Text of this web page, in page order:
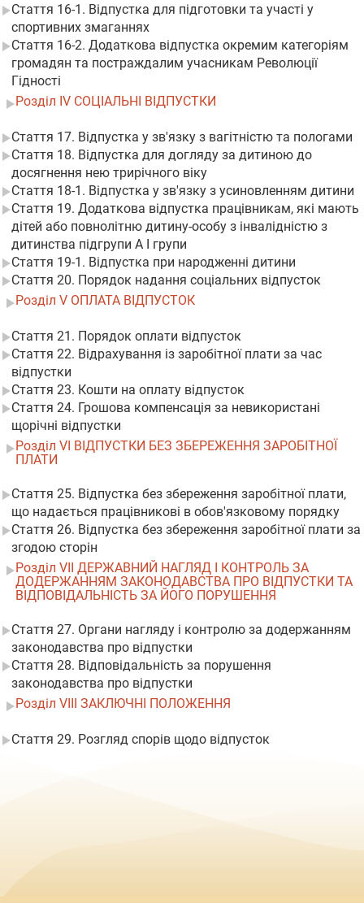
Стаття 16-1. Відпустка для підготовки та участі у
спортивних змаганнях
Стаття 16-2. Додаткова відпустка окремим категоріям
громадян та постраждалим учасникам Революції
Гідності
Розділ IV СОЦІАЛЬНІ ВІДПУСТКИ
Стаття 17. Відпустка у зв'язку з вагітністю та пологами
Стаття 18. Відпустка для догляду за дитиною до
досягнення нею трирічного віку
Стаття 18-1. Відпустка у зв'язку з усиновленням дитини
Стаття 19. Додаткова відпустка працівникам, які мають
дітей або повнолітню дитину-особу з інвалідністю з
дитинства підгрупи А I групи
Стаття 19-1. Відпустка при народженні дитини
Стаття 20. Порядок надання соціальних відпусток
Розділ V ОПЛАТА ВІДПУСТОК
Стаття 21. Порядок оплати відпусток
Стаття 22. Відрахування із заробітної плати за час
відпустки
Стаття 23. Кошти на оплату відпусток
Стаття 24. Грошова компенсація за невикористані
щорічні відпустки
Розділ VI ВІДПУСТКИ БЕЗ ЗБЕРЕЖЕННЯ ЗАРОБІТНОЇ
ПЛАТИ
Стаття 25. Відпустка без збереження заробітної плати,
що надається працівникові в обов'язковому порядку
Стаття 26. Відпустка без збереження заробітної плати за
згодою сторін
Розділ VII ДЕРЖАВНИЙ НАГЛЯД І КОНТРОЛЬ ЗА
ДОДЕРЖАННЯМ ЗАКОНОДАВСТВА ПРО ВІДПУСТКИ ТА
ВІДПОВІДАЛЬНІСТЬ ЗА ЙОГО ПОРУШЕННЯ
Стаття 27. Органи нагляду і контролю за додержанням
законодавства про відпустки
Стаття 28. Відповідальність за порушення
законодавства про відпустки
Розділ VIII ЗАКЛЮЧНІ ПОЛОЖЕННЯ
Стаття 29. Розгляд спорів щодо відпусток